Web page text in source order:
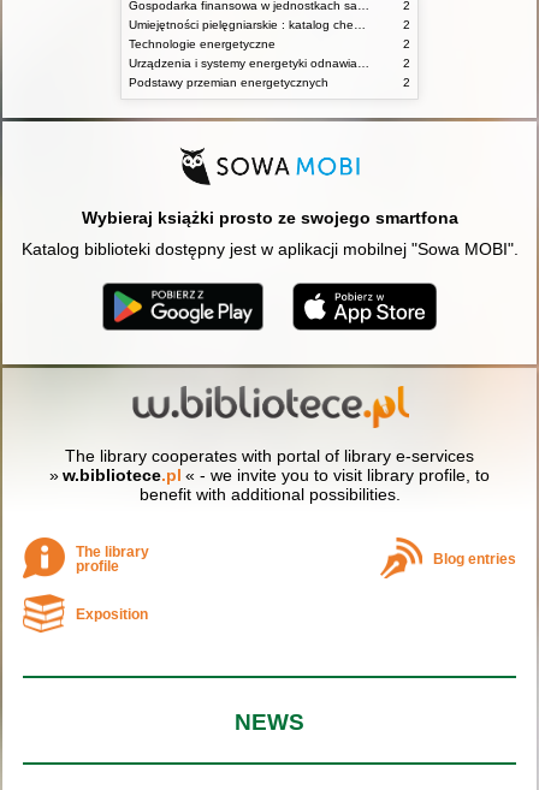
2
2
Technologie energetyczne
2
2
Podstawy przemian energetycznych
2
Wybieraj książki prosto ze swojego smartfona
Katalog biblioteki dostępny jest w aplikacji mobilnej "Sowa MOBI".
The library cooperates with portal of library e-services
»w.bibliotece.pl « - we invite you to visit library profile, to
benefit with additional possibilities.
The library
profile
Blog entries
Exposition
NEWS